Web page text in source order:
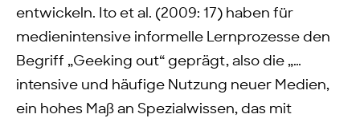
entwickeln. Ito et al. (2009: 17) haben für
medienintensive informelle Lernprozesse den
Begriff „Geeking out“ geprägt, also die „…
intensive und häufige Nutzung neuer Medien,
ein hohes Maß an Spezialwissen, das mit